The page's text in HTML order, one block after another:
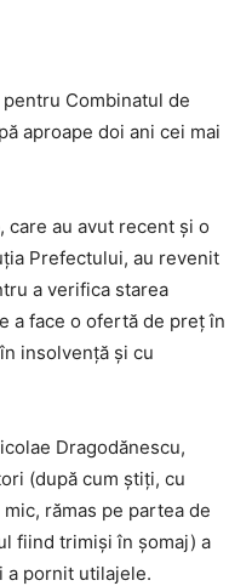
Combinatul de
aproape doi ani cei mai
care au avut recent și o
Prefectului, au revenit
a verifica starea
a face o ofertă de preț în
insolvență și cu
Dragodănescu,
(după cum știți, cu
rămas pe partea de
fiind trimiși în șomaj) a
a pornit utilajele.